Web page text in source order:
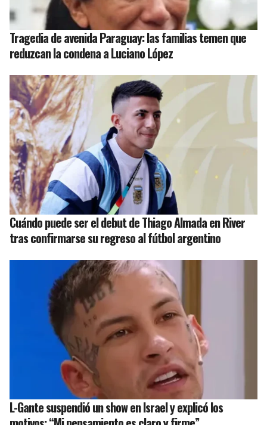
Tragedia de avenida Paraguay: las familias temen que
reduzcan la condena a Luciano López
Cuándo puede ser el debut de Thiago Almada en River
tras confirmarse su regreso al fútbol argentino
L-Gante suspendió un show en Israel y explicó los